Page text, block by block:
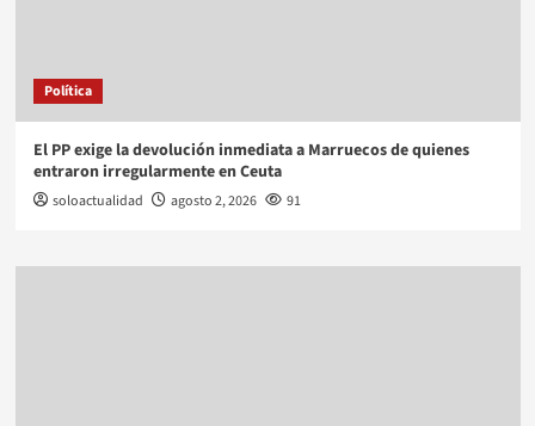
Política
El PP exige la devolución inmediata a Marruecos de quienes
entraron irregularmente en Ceuta
soloactualidad agosto 2, 2026 91